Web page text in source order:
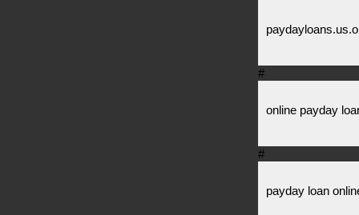
#
online payday
#
payday loan